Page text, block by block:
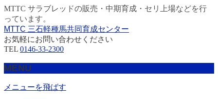
MTTC サラブレッドの販売・中期育成・セリ上場などを行
っています。
MTTC 三石軽種馬共同育成センター
お気軽にお問い合わせください
TEL 0146-33-2300
MENU
メニューを飛ばす